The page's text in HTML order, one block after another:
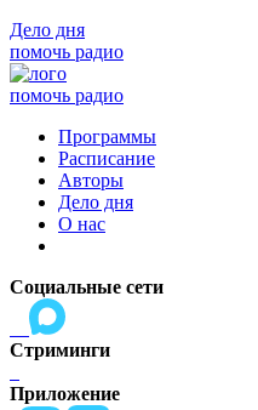
Дело дня
помочь радио
помочь радио
Программы
Расписание
Авторы
Дело дня
О нас
Социальные сети
Стриминги
Приложение